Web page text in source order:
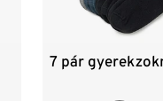
7 pár